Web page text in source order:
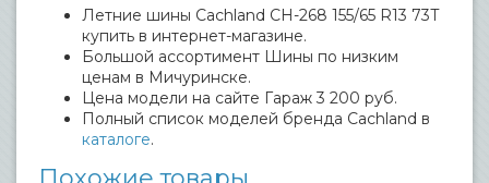
Летние шины Cachland CH-268 155/65 R13 73T
купить в интернет-магазине.
Большой ассортимент Шины по низким
ценам в Мичуринске.
Цена модели на сайте Гараж 3 200 руб.
Полный список моделей бренда Cachland в
каталоге.